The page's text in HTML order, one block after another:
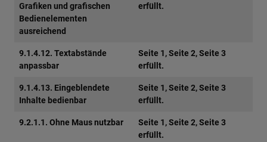
Grafiken und grafischen
Bedienelementen
ausreichend
erfüllt.
9.1.4.12. Textabstände
anpassbar
Seite 1, Seite 2, Seite 3
erfüllt.
9.1.4.13. Eingeblendete
Inhalte bedienbar
Seite 1, Seite 2, Seite 3
erfüllt.
9.2.1.1. Ohne Maus nutzbar
Seite 1, Seite 2, Seite 3
erfüllt.